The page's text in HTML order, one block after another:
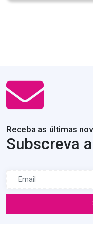
Receba as últimas
Subscreva